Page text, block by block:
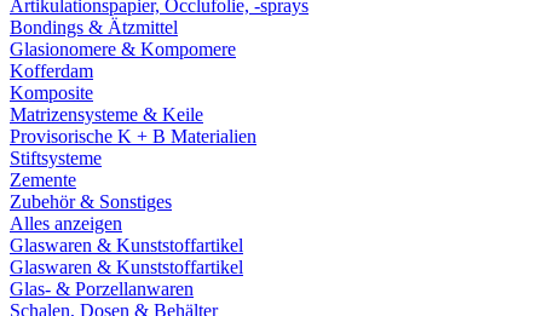
Artikulationspapier, Occlufolie, -sprays
Bondings & Ätzmittel
Glasionomere & Kompomere
Kofferdam
Komposite
Matrizensysteme & Keile
Provisorische K + B Materialien
Stiftsysteme
Zemente
Zubehör & Sonstiges
Alles anzeigen
Glaswaren & Kunststoffartikel
Glaswaren & Kunststoffartikel
Glas- & Porzellanwaren
Schalen, Dosen & Behälter